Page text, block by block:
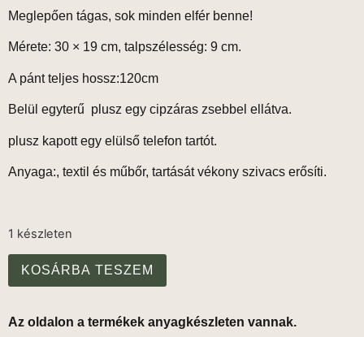
Meglepően tágas, sok minden elfér benne!
Mérete: 30 × 19 cm, talpszélesség: 9 cm.
A pánt teljes hossz:120cm
Belül egyterű plusz egy cipzáras zsebbel ellátva.
plusz kapott egy elülső telefon tartót.
Anyaga:, textil és műbőr, tartását vékony szivacs erősíti.
1 készleten
KOSÁRBA TESZEM
Az oldalon a termékek anyagkészleten vannak.